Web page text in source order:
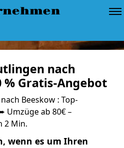
nach
% Gratis-Angebot
Beeskow : Top-
Umzüge ab 80€ –
2 Min.
wenn es um Ihren